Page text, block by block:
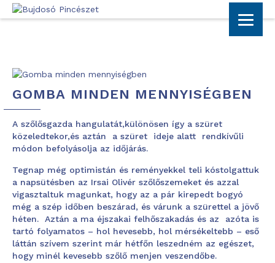
GOMBA MINDEN MENNYISÉGBEN
A szőlősgazda hangulatát,különösen így a szüret
közeledtekor,és aztán a szüret ideje alatt rendkívűli
módon befolyásolja az időjárás.
Tegnap még optimistán és reményekkel teli kóstolgattuk
a napsütésben az Irsai Olivér szőlőszemeket és azzal
vigasztaltuk magunkat, hogy az a pár kirepedt bogyó
még a szép időben beszárad, és várunk a szürettel a jövő
héten. Aztán a ma éjszakai felhőszakadás és az azóta is
tartó folyamatos – hol hevesebb, hol mérsékeltebb – eső
láttán szívem szerint már hétfőn leszedném az egészet,
hogy minél kevesebb szőlő menjen veszendőbe.